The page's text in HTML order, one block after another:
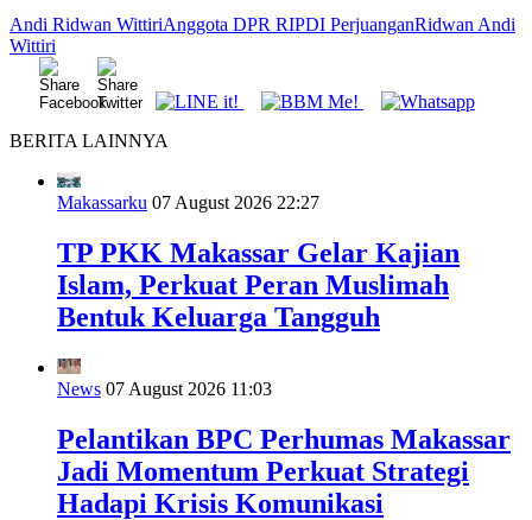
Andi Ridwan WittiriAnggota DPR RIPDI PerjuanganRidwan Andi
Wittiri
BERITA LAINNYA
Makassarku 07 August 2026 22:27
TP PKK Makassar Gelar Kajian
Islam, Perkuat Peran Muslimah
Bentuk Keluarga Tangguh
News 07 August 2026 11:03
Pelantikan BPC Perhumas Makassar
Jadi Momentum Perkuat Strategi
Hadapi Krisis Komunikasi